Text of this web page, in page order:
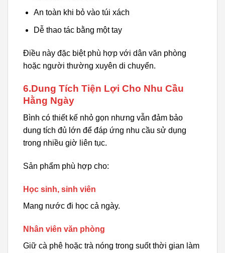
An toàn khi bỏ vào túi xách
Dễ thao tác bằng một tay
Điều này đặc biệt phù hợp với dân văn phòng
hoặc người thường xuyên di chuyển.
6.Dung Tích Tiện Lợi Cho Nhu Cầu
Hằng Ngày
Bình có thiết kế nhỏ gọn nhưng vẫn đảm bảo
dung tích đủ lớn để đáp ứng nhu cầu sử dụng
trong nhiều giờ liên tục.
Sản phẩm phù hợp cho:
Học sinh, sinh viên
Mang nước đi học cả ngày.
Nhân viên văn phòng
Giữ cà phê hoặc trà nóng trong suốt thời gian làm